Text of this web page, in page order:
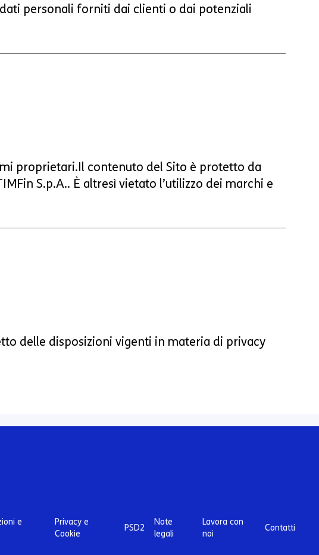
personali forniti dai clienti o dai potenziali
proprietari.Il contenuto del Sito è protetto da
S.p.A.. È altresì vietato l’utilizzo dei marchi e
delle disposizioni vigenti in materia di privacy
e
Privacy e
Cookie
PSD2
Note
legali
Lavora con
noi
Contatti